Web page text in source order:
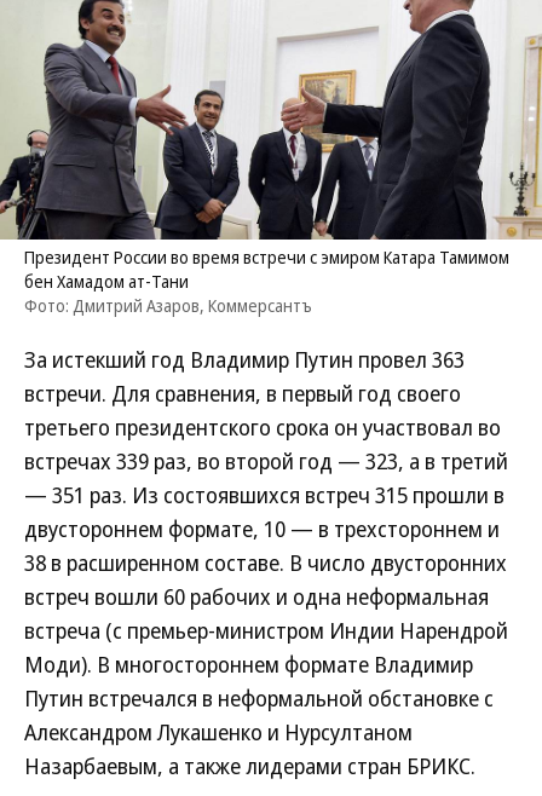
Президент России во время встречи с эмиром Катара Тамимом
бен Хамадом ат-Тани
Фото: Дмитрий Азаров, Коммерсантъ
За истекший год Владимир Путин провел 363
встречи. Для сравнения, в первый год своего
третьего президентского срока он участвовал во
встречах 339 раз, во второй год — 323, а в третий
— 351 раз. Из состоявшихся встреч 315 прошли в
двустороннем формате, 10 — в трехстороннем и
38 в расширенном составе. В число двусторонних
встреч вошли 60 рабочих и одна неформальная
встреча (с премьер-министром Индии Нарендрой
Моди). В многостороннем формате Владимир
Путин встречался в неформальной обстановке с
Александром Лукашенко и Нурсултаном
Назарбаевым, а также лидерами стран БРИКС.